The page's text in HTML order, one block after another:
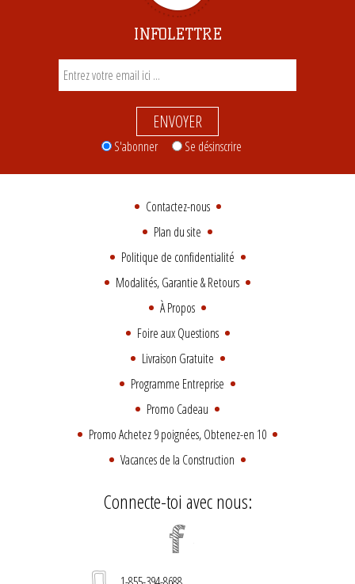
INFOLETTRE
ENVOYER
S'abonner Se désinscrire
Contactez-nous
Plan du site
Politique de confidentialité
Modalités, Garantie & Retours
À Propos
Foire aux Questions
Livraison Gratuite
Programme Entreprise
Promo Cadeau
Promo Achetez 9 poignées, Obtenez-en 10
Vacances de la Construction
Connecte-toi avec nous: